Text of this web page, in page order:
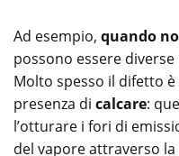
Ad esempio, quando
possono essere
Molto spesso il difetto
presenza di calcare:
l’otturare i fori di
del vapore attraverso